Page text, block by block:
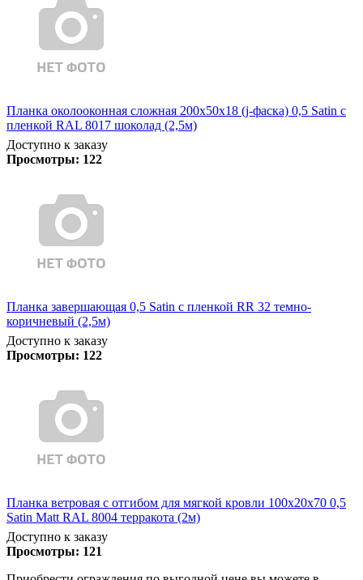
Планка околооконная сложная 200х50х18 (j-фаска) 0,5 Satin с
пленкой RAL 8017 шоколад (2,5м)
Доступно к заказу
Просмотры: 122
Планка завершающая 0,5 Satin с пленкой RR 32 темно-
коричневый (2,5м)
Доступно к заказу
Просмотры: 122
Планка ветровая с отгибом для мягкой кровли 100х20х70 0,5
Satin Matt RAL 8004 терракота (2м)
Доступно к заказу
Просмотры: 121